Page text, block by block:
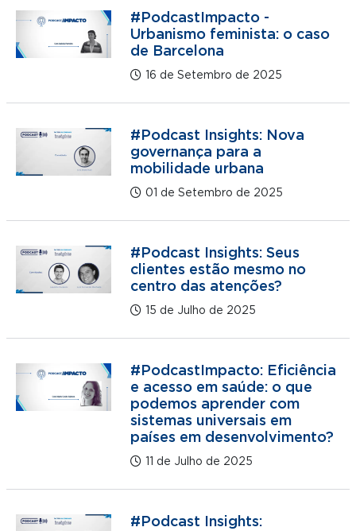
#PodcastImpacto -
Urbanismo feminista: o caso
de Barcelona
16 de Setembro de 2025
#Podcast Insights: Nova
governança para a
mobilidade urbana
01 de Setembro de 2025
#Podcast Insights: Seus
clientes estão mesmo no
centro das atenções?
15 de Julho de 2025
#PodcastImpacto: Eficiência
e acesso em saúde: o que
podemos aprender com
sistemas universais em
países em desenvolvimento?
11 de Julho de 2025
#Podcast Insights: